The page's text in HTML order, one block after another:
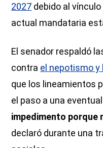
2027 debido al
actual mandataria
El senador respaldó
contra el nepotismo y
que los lineamientos
el paso a una
impedimento porque
declaró durante una